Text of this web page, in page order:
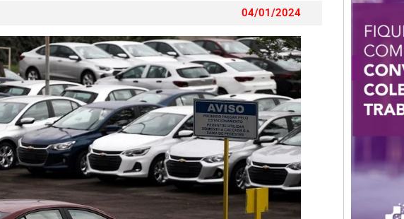
04/01/2024